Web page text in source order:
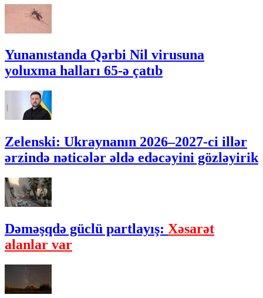
Yunanıstanda Qərbi Nil virusuna
yoluxma halları 65-ə çatıb
Zelenski: Ukraynanın 2026–2027-ci illər
ərzində nəticələr əldə edəcəyini gözləyirik
Dəməşqdə güclü partlayış: Xəsarət
alanlar var